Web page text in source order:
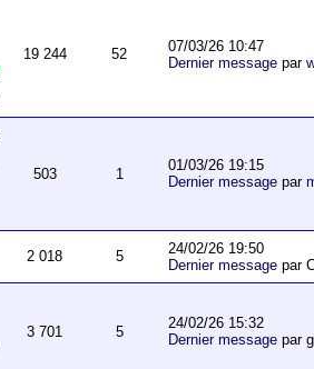
19 244 52
07/03/26 10:47
Dernier messagepar
503 1
01/03/26 19:15
Dernier messagepar
2 018 5
24/02/26 19:50
Dernier messagepar
3 701 5
24/02/26 15:32
Dernier messagepar